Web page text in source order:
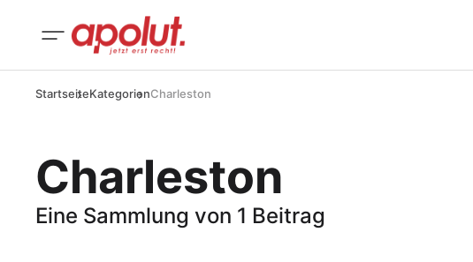
StartseiteKategorienCharleston
Charleston
Eine Sammlung von 1 Beitrag